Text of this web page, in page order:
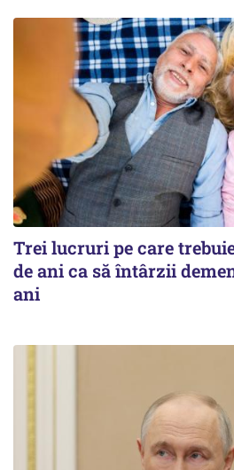
Trei lucruri pe care
de ani ca să întârzii
ani